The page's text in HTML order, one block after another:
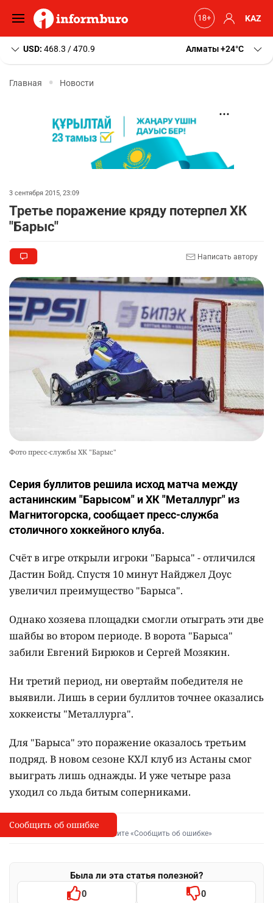
KAZ
USD: 468.3 / 470.9 Алматы+24 C
Главная Новости
3 сентября 2015, 23:09
Третье поражение кряду потерпел ХК
"Барыс"
Написать автору
Фото пресс-службы ХК "Барыс"
Серия буллитов решила исход матча между
астанинским "Барысом" и ХК "Металлург" из
Магнитогорска, сообщает пресс-служба
столичного хоккейного клуба.
Счёт в игре открыли игроки "Барыса" - отличился
Дастин Бойд. Спустя 10 минут Найджел Доус
увеличил преимущество "Барыса".
Однако хозяева площадки смогли отыграть эти две
шайбы во втором периоде. В ворота "Барыса"
забили Евгений Бирюков и Сергей Мозякин.
Ни третий период, ни овертайм победителя не
выявили. Лишь в серии буллитов точнее оказались
хоккеисты "Металлурга".
Для "Барыса" это поражение оказалось третьим
подряд. В новом сезоне КХЛ клуб из Астаны смог
выиграть лишь однажды. И уже четыре раза
уходил со льда битым соперниками.
I
Сообщить об опечатке
Выделите фрагмент и нажмите «Сообщить об ошибке»
Была ли эта статья полезной?
0 0
Сообщить об ошибке